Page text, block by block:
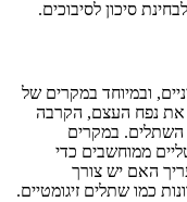
סיכון לסיבוכים.
ובמיוחד במקרים של
את נפח העצם, הקרבה
השתלים. במקרים
ממוחשבים כדי
האם יש צורך
כמו שתלים זיגומטיים.